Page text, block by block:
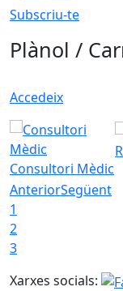
Subscriu-te
Plànol /
Accedeix
Consultori Mèdic
AnteriorSegüent
1
2
3
Xarxes socials: